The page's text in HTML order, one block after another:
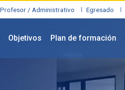
Profesor / Administrativo Egresado
Objetivos Plan de formación